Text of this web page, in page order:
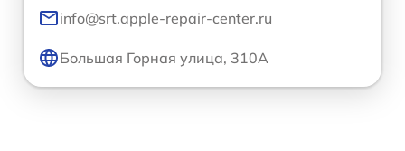
info@srt.apple-repair-center.ru
Большая Горная улица, 310А